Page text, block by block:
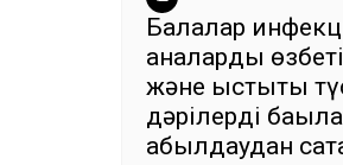
Балалар
аналарды
және ыстықты
дәрілерді
қабылдаудан